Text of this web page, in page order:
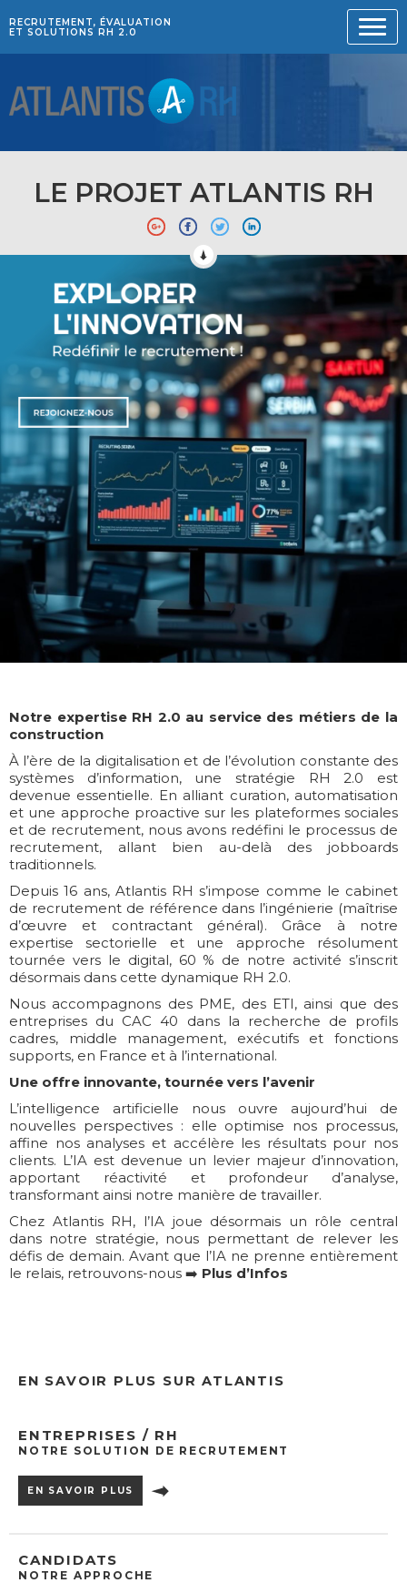
RECRUTEMENT, ÉVALUATION
ET SOLUTIONS RH 2.0
LE PROJET ATLANTIS RH
Notre expertise RH 2.0 au service des métiers de la
construction
À l’ère de la digitalisation et de l’évolution constante des
systèmes d’information, une stratégie RH 2.0 est
devenue essentielle. En alliant curation, automatisation
et une approche proactive sur les plateformes sociales
et de recrutement, nous avons redéfini le processus de
recrutement, allant bien au-delà des jobboards
traditionnels.
Depuis 16 ans, Atlantis RH s’impose comme le cabinet
de recrutement de référence dans l’ingénierie (maîtrise
d’œuvre et contractant général). Grâce à notre
expertise sectorielle et une approche résolument
tournée vers le digital, 60 % de notre activité s’inscrit
désormais dans cette dynamique RH 2.0.
Nous accompagnons des PME, des ETI, ainsi que des
entreprises du CAC 40 dans la recherche de profils
cadres, middle management, exécutifs et fonctions
supports, en France et à l’international.
Une offre innovante, tournée vers l’avenir
L’intelligence artificielle nous ouvre aujourd’hui de
nouvelles perspectives : elle optimise nos processus,
affine nos analyses et accélère les résultats pour nos
clients. L’IA est devenue un levier majeur d’innovation,
apportant réactivité et profondeur d’analyse,
transformant ainsi notre manière de travailler.
Chez Atlantis RH, l’IA joue désormais un rôle central
dans notre stratégie, nous permettant de relever les
défis de demain. Avant que l’IA ne prenne entièrement
le relais, retrouvons-nous ➡️ Plus d’Infos
EN SAVOIR PLUS SUR ATLANTIS
ENTREPRISES / RH
NOTRE SOLUTION DE RECRUTEMENT
EN SAVOIR PLUS
CANDIDATS
NOTRE APPROCHE